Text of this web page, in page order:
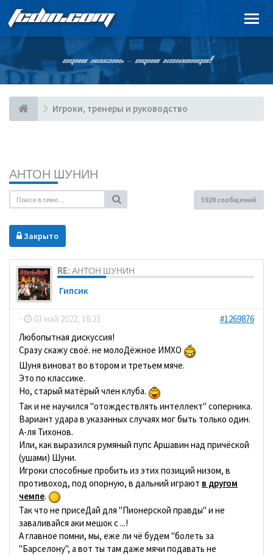
FCDIN.COM
ОДНА ЖИЗНЬ – ОДНА КОМАНДА!
Игроки, тренеры и руководство
АНТОН ШУНИН
5929 сообщений
Закрыто
RE: АНТОН ШУНИН
Гипсик
- 03 май 2022, 18:23
#1269876
Любопытная дискуссия!
Сразу скажу своё. не молоДёжное ИМХО
Шуня виноват во втором и третьем мяче.
Это по классике.
Но, старый матёрый член клуба.
Так и не научился "отождествлять интеллект" соперника.
Вариант удара в указанных случаях мог быть только один.
А-ля Тихонов.
Или, как выразился румяный пупс Аршавин над причёской
(ушами) Шуни.
Игроки способные пробить из этих позиций низом, в
противоход, под опорную, в дальний играют в другом
чемпе.
Так что не присеДай для "Пионерской правды" и не
заваливайся аки мешок с ...!
А главное помни, мы, еже ли чё будем "болеть за
"Барселону", а вот ты там даже мячи подавать не